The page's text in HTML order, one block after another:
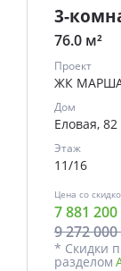
3-
76.0 м²
Проект
ЖК
Дом
Еловая, 82
Этаж
11/16
Цена со
7 881 200
9 272 000
* Скидки
разделом